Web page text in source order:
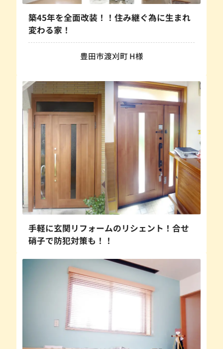
築45年を全面改装！！住み継ぐ為に生まれ
変わる家！
豊田市渡刈町 H様
手軽に玄関リフォームのリシェント！合せ
硝子で防犯対策も！！